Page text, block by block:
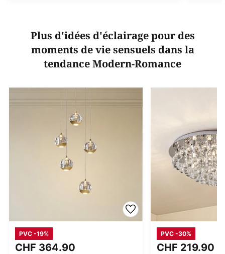
Plus d'idées d'éclairage pour des
moments de vie sensuels dans la
tendance Modern-Romance
CHF 364.90
PVC -19%
CHF 219.90
PVC -30%